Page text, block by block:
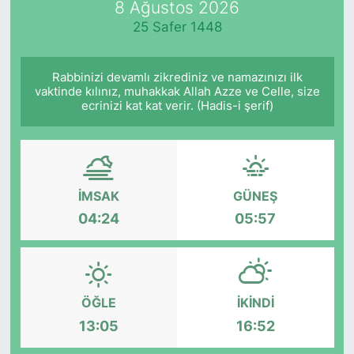
8 Ağustos 2026
25 Safer 1448
Rabbinizi devamlı zikrediniz ve namazınızı ilk
vaktinde kılınız, muhakkak Allah Azze ve Celle, size
ecrinizi kat kat verir. (Hadis-i şerif)
İMSAK
04:24
GÜNEŞ
05:57
ÖĞLE
13:05
İKINDI
16:52
KÖŞE YAZILARI
KÖŞE YAZILARI (Arşiv)
KÜLTÜR SANAT
RÖPORTAJ
SARIYER HABERLERİ
SARIYER İMAR BARIŞI
SEKTÖR